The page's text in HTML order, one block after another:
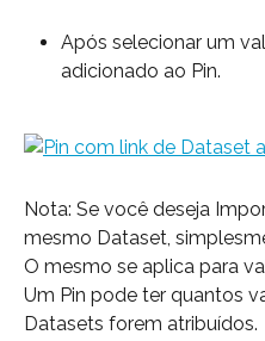
Após selecionar um
adicionado ao Pin.
Nota: Se você deseja
mesmo Dataset,
O mesmo se aplica para
Um Pin pode ter quantos
Datasets forem atribuídos.